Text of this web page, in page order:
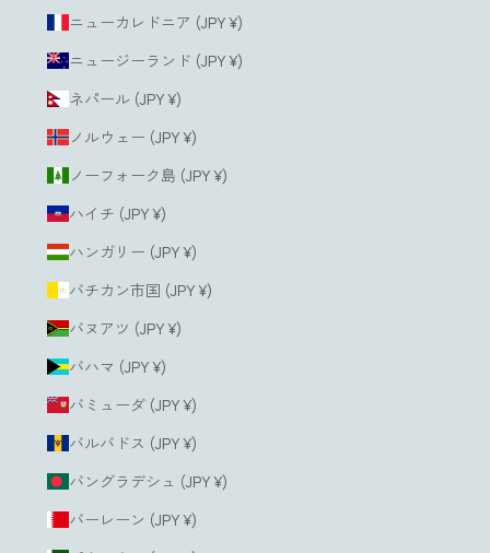
ニューカレドニア (JPY ¥)
ニュージーランド (JPY ¥)
ネパール (JPY ¥)
ノルウェー (JPY ¥)
ノーフォーク島 (JPY ¥)
ハイチ (JPY ¥)
ハンガリー (JPY ¥)
バチカン市国 (JPY ¥)
バヌアツ (JPY ¥)
バハマ (JPY ¥)
バミューダ (JPY ¥)
バルバドス (JPY ¥)
バングラデシュ (JPY ¥)
バーレーン (JPY ¥)